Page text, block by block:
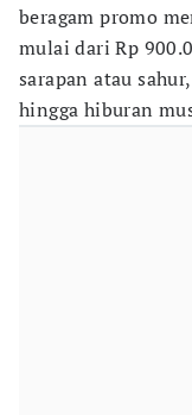
beragam promo
mulai dari Rp
sarapan atau
hingga hiburan